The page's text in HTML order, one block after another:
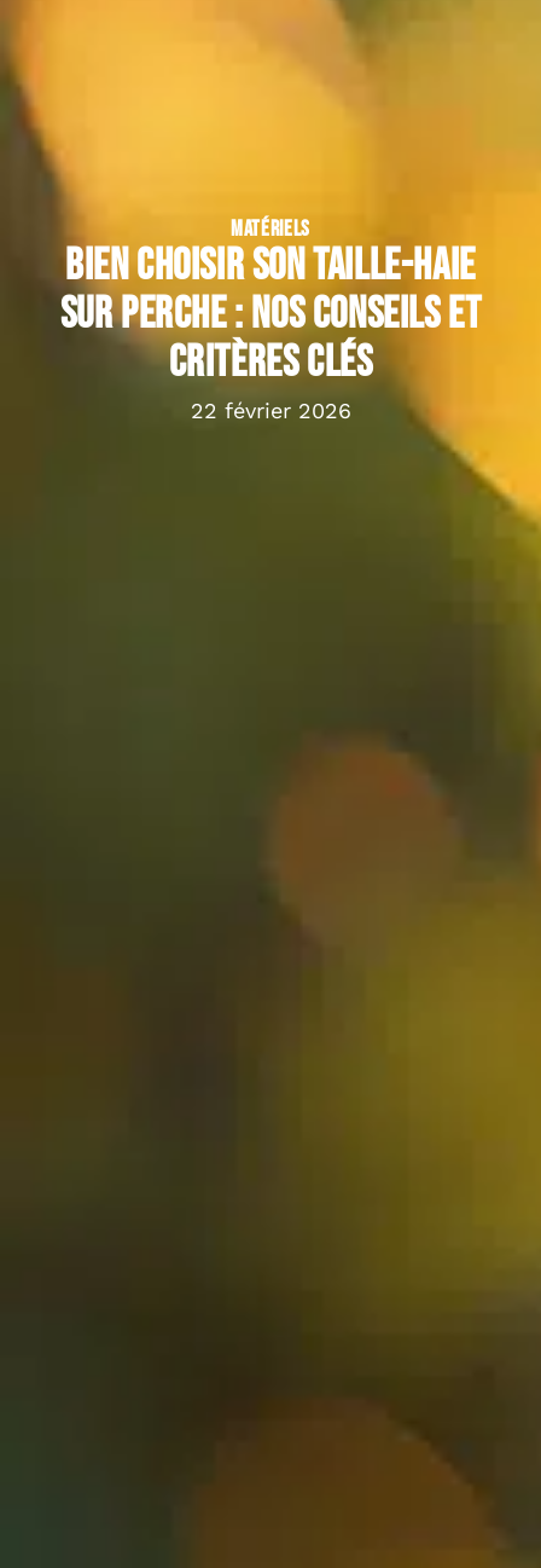
MATÉRIELS
Bien choisir son taille-haie
sur perche : nos conseils et
critères clés
22 février 2026